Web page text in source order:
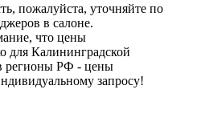
пожалуйста, уточняйте по
в салоне.
что цены
для Калининградской
регионы РФ - цены
запросу!